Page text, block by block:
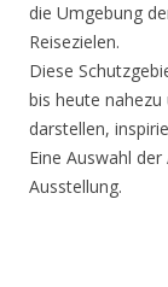
die Umgebung
Reisezielen.
Diese
bis heute
darstellen,
Eine Auswahl
Ausstellung.